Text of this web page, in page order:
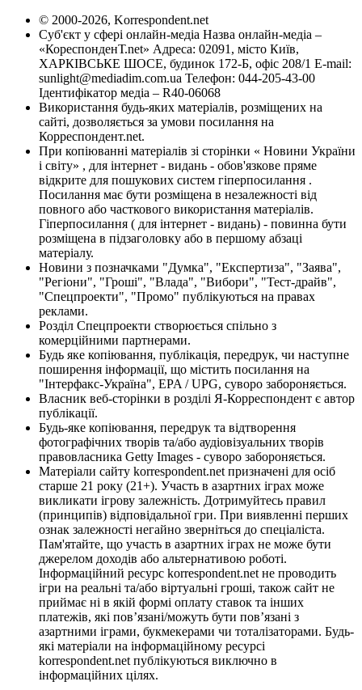
© 2000-2026, Korrespondent.net
Суб'єкт у сфері онлайн-медіа Назва онлайн-медіа –
«КореспонденТ.net» Адреса: 02091, місто Київ,
ХАРКІВСЬКЕ ШОСЕ, будинок 172-Б, офіс 208/1 E-mail:
sunlight@mediadim.com.ua Телефон: 044-205-43-00
Ідентифікатор медіа – R40-06068
Використання будь-яких матеріалів, розміщених на
сайті, дозволяється за умови посилання на
Корреспондент.net.
При копіюванні матеріалів зі сторінки « Новини України
і світу» , для інтернет - видань - обов'язкове пряме
відкрите для пошукових систем гіперпосилання .
Посилання має бути розміщена в незалежності від
повного або часткового використання матеріалів.
Гіперпосилання ( для інтернет - видань) - повинна бути
розміщена в підзаголовку або в першому абзаці
матеріалу.
Новини з позначками "Думка", "Експертиза", "Заява",
"Регіони", "Гроші", "Влада", "Вибори", "Тест-драйв",
"Спецпроекти", "Промо" публікуються на правах
реклами.
Розділ Спецпроекти створюється спільно з
комерційними партнерами.
Будь яке копіювання, публікація, передрук, чи наступне
поширення інформації, що містить посилання на
"Інтерфакс-Україна", EPA / UPG, суворо забороняється.
Власник веб-сторінки в розділі Я-Корреспондент є автор
публікації.
Будь-яке копіювання, передрук та відтворення
фотографічних творів та/або аудіовізуальних творів
правовласника Getty Images - суворо забороняється.
Матеріали сайту korrespondent.net призначені для осіб
старше 21 року (21+). Участь в азартних іграх може
викликати ігрову залежність. Дотримуйтесь правил
(принципів) відповідальної гри. При виявленні перших
ознак залежності негайно зверніться до спеціаліста.
Пам'ятайте, що участь в азартних іграх не може бути
джерелом доходів або альтернативою роботі.
Інформаційний ресурс korrespondent.net не проводить
ігри на реальні та/або віртуальні гроші, також сайт не
приймає ні в якій формі оплату ставок та інших
платежів, які пов’язані/можуть бути пов’язані з
азартними іграми, букмекерами чи тоталізаторами. Будь-
які матеріали на інформаційному ресурсі
korrespondent.net публікуються виключно в
інформаційних цілях.